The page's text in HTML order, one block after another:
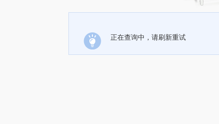
正在查询中，请刷新重试